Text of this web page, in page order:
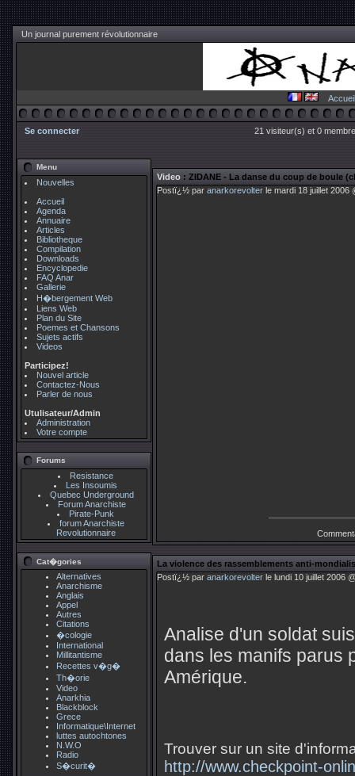
Un journal purement révolutionnaire
Accueil
Se connecter 21 visiteur(s) et 0
Menu
Nouvelles
Accueil
Agenda
Annuaire
Articles
Bibliotheque
Compilation
Downloads
Encyclopedie
FAQ Anar
Gallerie
H�bergement Web
Liens Web
Plan du Site
Poemes et Chansons
Sujets actifs
Videos
Participez!
Nouvel article
Contactez-Nous
Parler de nous
Utulisateur/Admin
Administration
Votre compte
Forums
Resistance
Les Insoumis
Quebec Underground
Forum Anarchiste
Pirate-Punk
forum Anarchiste
Revolutionnaire
Cat�gories
Alternatives
Anarchisme
Anglais
Appel
Autres
Citations
�cologie
International
Millitantisme
Recettes v�g�
Th�orie
Video
Anarkhia
Blackblock
Grece
Informatique\Internet
luttes autochtones
N.W.O
Radio
S�curit�
Video : ZIDANE - La danse du coup de boule
Postï¿½ par anarkorevolter le mardi 18 juillet 2006
La violence des rassemblements anti-
Postï¿½ par anarkorevolter le lundi 10 juillet 2006
Analise d'un soldat
dans les manifs parus
Amérique.
Trouver sur un site
http://www.checkpoint-